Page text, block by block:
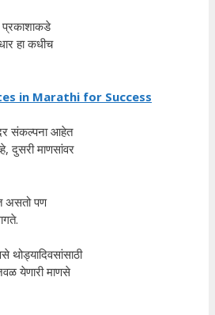
प्रकाशाकडे
हा कधीच
in Marathi for Success
संकल्पना आहेत
दुसरी माणसांवर
असतो पण
थोड्यादिवसांसाठी
येणारी माणसे